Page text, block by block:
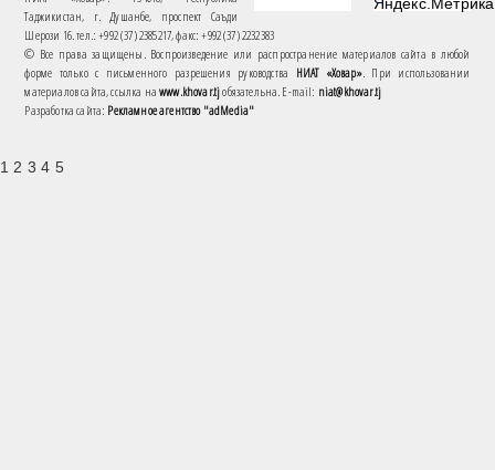
Таджикистан, г. Душанбе, проспект Саъди
Шерози 16. тел.: +992 (37) 2385217, факс: +992 (37) 2232383
© Все права защищены. Воспроизведение или распространение материалов сайта в любой
форме только с письменного разрешения руководства НИАТ «Ховар». При использовании
материалов сайта, ссылка наwww.khovar.tjобязательна. E-mail: niat@khovar.tj
Разработка сайта: Рекламное агентство "adMedia"
1 2 3 4 5